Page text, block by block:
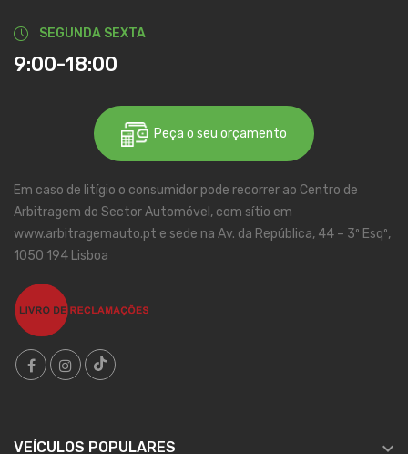
SEGUNDA SEXTA
9:00-18:00
Peça o seu orçamento
Em caso de litígio o consumidor pode recorrer ao Centro de
Arbitragem do Sector Automóvel, com sítio em
www.arbitragemauto.pt e sede na Av. da República, 44 – 3º Esqº,
1050 194 Lisboa
VEÍCULOS POPULARES 